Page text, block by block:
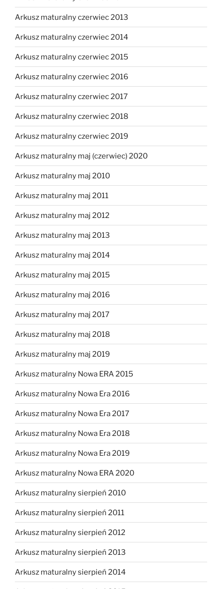
Arkusz maturalny czerwiec 2013
Arkusz maturalny czerwiec 2014
Arkusz maturalny czerwiec 2015
Arkusz maturalny czerwiec 2016
Arkusz maturalny czerwiec 2017
Arkusz maturalny czerwiec 2018
Arkusz maturalny czerwiec 2019
Arkusz maturalny maj (czerwiec) 2020
Arkusz maturalny maj 2010
Arkusz maturalny maj 2011
Arkusz maturalny maj 2012
Arkusz maturalny maj 2013
Arkusz maturalny maj 2014
Arkusz maturalny maj 2015
Arkusz maturalny maj 2016
Arkusz maturalny maj 2017
Arkusz maturalny maj 2018
Arkusz maturalny maj 2019
Arkusz maturalny Nowa ERA 2015
Arkusz maturalny Nowa Era 2016
Arkusz maturalny Nowa Era 2017
Arkusz maturalny Nowa Era 2018
Arkusz maturalny Nowa Era 2019
Arkusz maturalny Nowa ERA 2020
Arkusz maturalny sierpień 2010
Arkusz maturalny sierpień 2011
Arkusz maturalny sierpień 2012
Arkusz maturalny sierpień 2013
Arkusz maturalny sierpień 2014